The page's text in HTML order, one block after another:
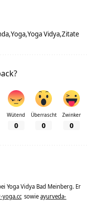
Yoga Yoga Vidya Zitate
Wütend
0
Überrascht
0
Zwinker
0
Yoga Vidya Bad Meinberg. Er
yoga.cc sowieayurveda-